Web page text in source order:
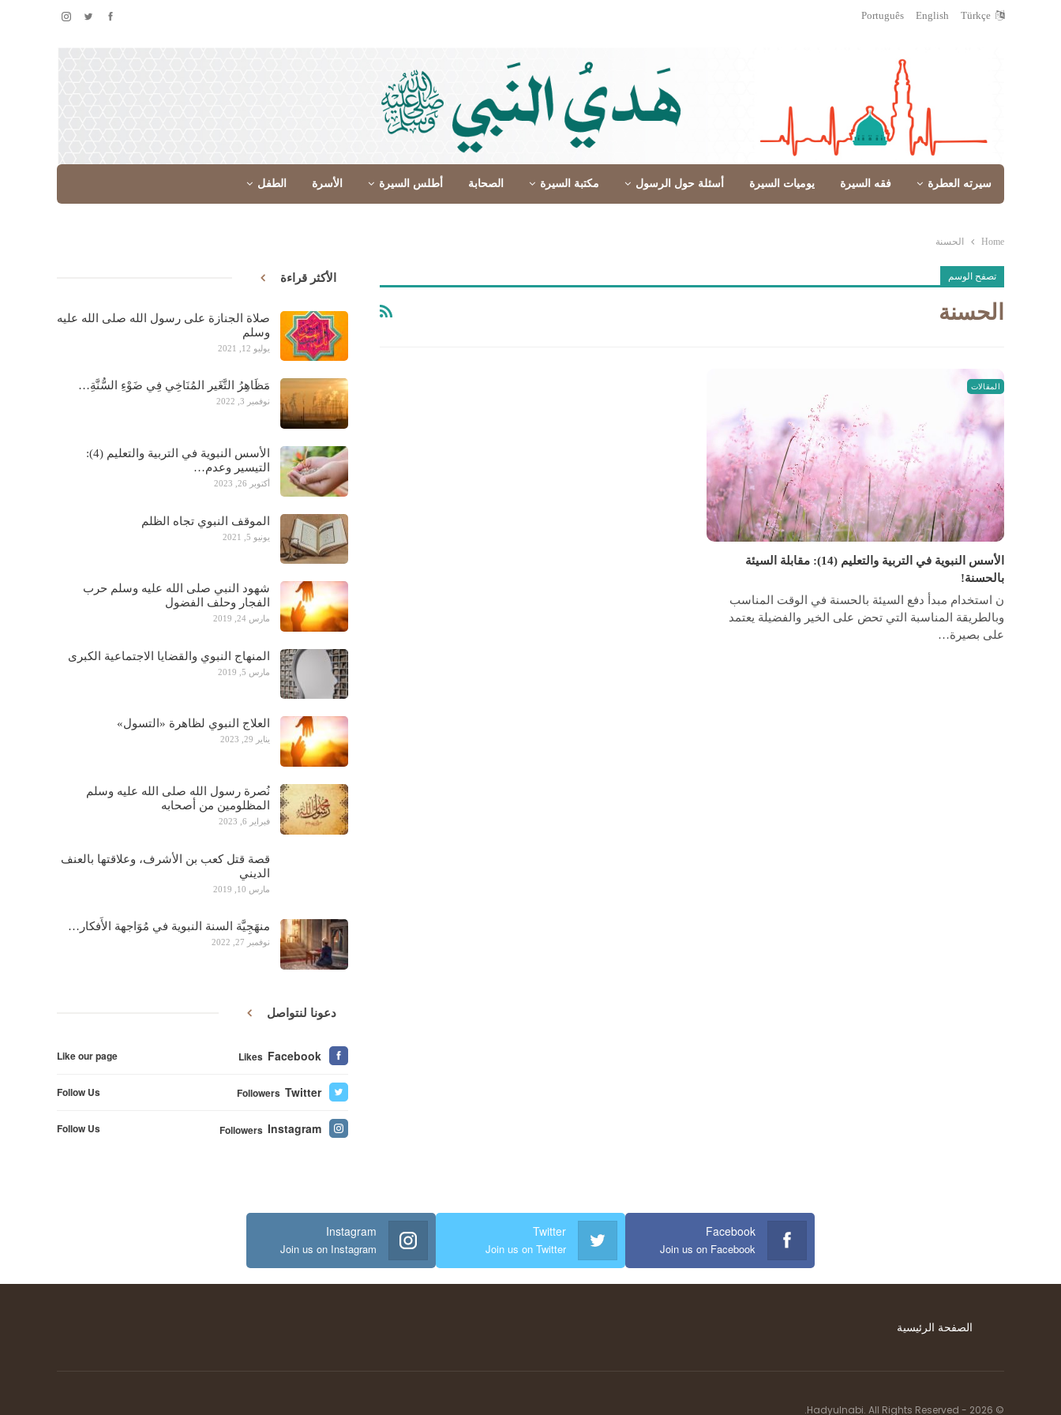
Türkçe
English
Português
سيرته العطرة فقه السيرة يوميات السيرة أسئلة حول الرسول مكتبة السيرة الصحابة أطلس السيرة الأسرة الطفل
Home الحسنة
تصفح الوسم
الحسنة
المقالات
الأسس النبوية في التربية والتعليم (14): مقابلة السيئة
بالحسنة!
ن استخدام مبدأ دفع السيئة بالحسنة في الوقت المناسب
وبالطريقة المناسبة التي تحض على الخير والفضيلة يعتمد
على بصيرة…
الأكثر قراءة
صلاة الجنازة على رسول الله صلى الله عليه
وسلم
يوليو 12, 2021
مَظَاهِرُ التَّغَير المُنَاخِي فِي ضَوْءِ السُّنَّةِ…
نوفمبر 3, 2022
الأسس النبوية في التربية والتعليم (4):
التيسير وعدم…
أكتوبر 26, 2023
الموقف النبوي تجاه الظلم
يونيو 5, 2021
شهود النبي صلى الله عليه وسلم حرب
الفجار وحلف الفضول
مارس 24, 2019
المنهاج النبوي والقضايا الاجتماعية الكبرى
مارس 5, 2019
العلاج النبوي لظاهرة «التسول»
يناير 29, 2023
نُصرة رسول الله صلى الله عليه وسلم
المظلومين من أصحابه
فبراير 6, 2023
قصة قتل كعب بن الأشرف، وعلاقتها بالعنف
الديني
مارس 10, 2019
منهَجِيَّة السنة النبوية في مُوَاجهة الأَفكار…
نوفمبر 27, 2022
دعونا لنتواصل
Facebook
Likes
Like our page
Twitter
Followers
Follow Us
Instagram
Followers
Follow Us
Facebook
Join us on Facebook
Twitter
Join us on Twitter
Instagram
Join us on Instagram
الصفحة الرئيسية
© 2026 - Hadyulnabi. All Rights Reserved.